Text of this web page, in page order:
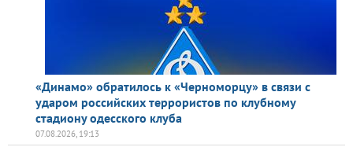
«Динамо» обратилось к «Черноморцу» в связи с
ударом российских террористов по клубному
стадиону одесского клуба
07.08.2026, 19:13